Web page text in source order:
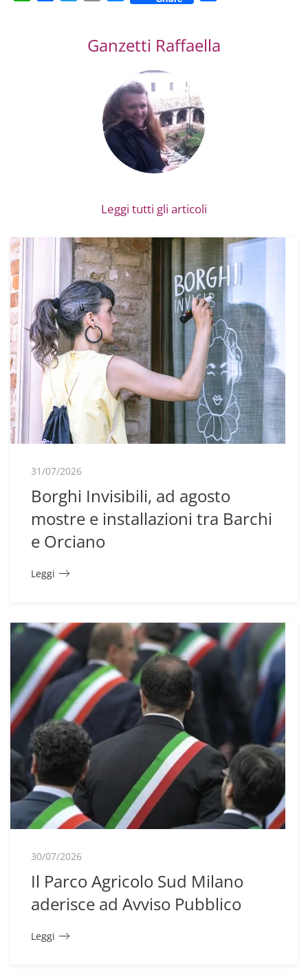
Ganzetti Raffaella
Leggi tutti gli articoli
31/07/2026
Borghi Invisibili, ad agosto
mostre e installazioni tra Barchi
e Orciano
Leggi
30/07/2026
Il Parco Agricolo Sud Milano
aderisce ad Avviso Pubblico
Leggi